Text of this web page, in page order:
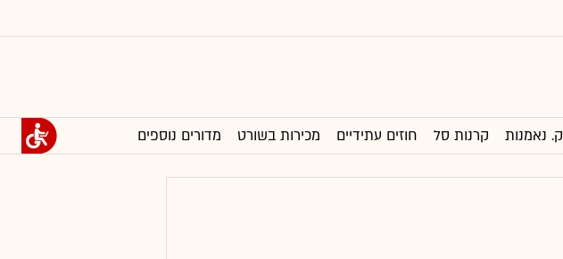
ק. נאמנות קרנות סל חוזים עתידיים מכירות בשורט מדורים נוספים